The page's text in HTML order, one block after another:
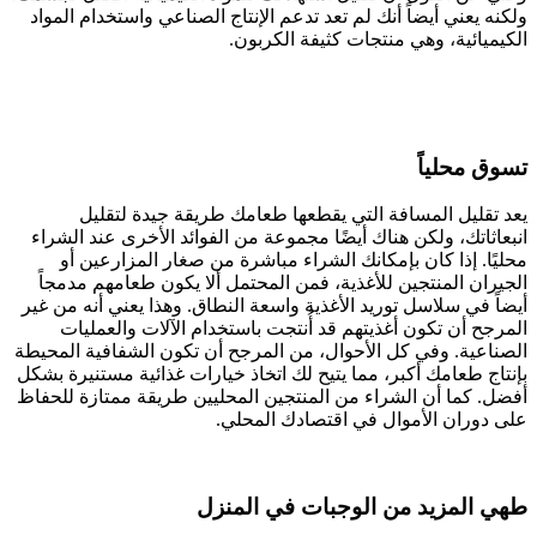
ولكنه يعني أيضاً أنك لم تعد تدعم الإنتاج الصناعي واستخدام المواد
الكيميائية، وهي منتجات كثيفة الكربون.
تسوق محلياً
يعد تقليل المسافة التي يقطعها طعامك طريقة جيدة لتقليل
انبعاثاتك، ولكن هناك أيضًا مجموعة من الفوائد الأخرى عند الشراء
محليًا. إذا كان بإمكانك الشراء مباشرة من صغار المزارعين أو
الجيران المنتجين للأغذية، فمن المحتمل ألا يكون طعامهم مدمجاً
أيضاً في سلاسل توريد الأغذية واسعة النطاق. وهذا يعني أنه من غير
المرجح أن تكون أغذيتهم قد أُنتجت باستخدام الآلات والعمليات
الصناعية. وفي كل الأحوال، من المرجح أن تكون الشفافية المحيطة
بإنتاج طعامك أكبر، مما يتيح لك اتخاذ خيارات غذائية مستنيرة بشكل
أفضل. كما أن الشراء من المنتجين المحليين طريقة ممتازة للحفاظ
على دوران الأموال في اقتصادك المحلي.
طهي المزيد من الوجبات في المنزل